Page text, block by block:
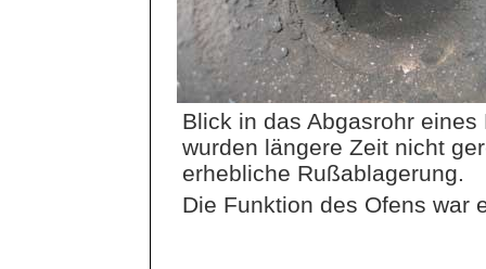
Blick in das Abgasrohr
wurden längere Zeit nicht
erhebliche Rußablagerung.
Die Funktion des Ofens war